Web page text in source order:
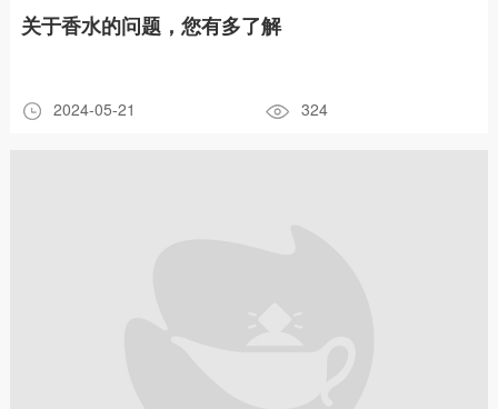
关于香水的问题，您有多了解
2024-05-21 324